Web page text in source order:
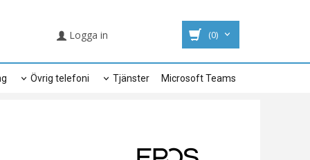
Logga in (0)
Övrig telefoni Tjänster Microsoft Teams